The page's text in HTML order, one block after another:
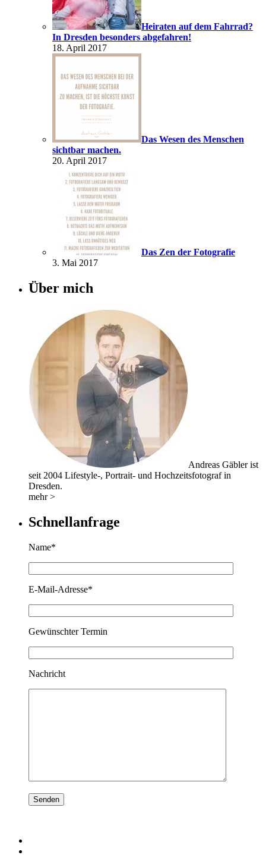
Heiraten auf dem Fahrrad?
In Dresden besonders abgefahren!
18. April 2017
Das Wesen des Menschen
sichtbar machen.
20. April 2017
Das Zen der Fotografie
3. Mai 2017
Über mich
Andreas Gäbler ist
seit 2004 Lifestyle-, Portrait- und Hochzeitsfotograf in
Dresden.
mehr >
Schnellanfrage
Name*
E-Mail-Adresse*
Gewünschter Termin
Nachricht